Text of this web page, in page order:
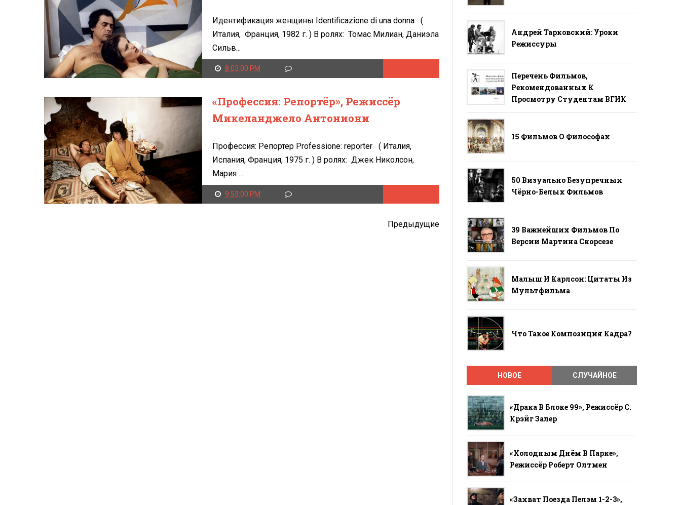
Идентификация женщины Identificazione di una donna (
Италия, Франция, 1982 г. ) В ролях: Томас Милиан, Даниэла
Сильв...
8:03:00 PM
«Профессия: Репортёр», Режиссёр
Микеланджело Антониони
Профессия: Репортер Professione: reporter ( Италия,
Испания, Франция, 1975 г. ) В ролях: Джек Николсон,
Мария ...
9:53:00 PM
Предыдущие
Андрей Тарковский: Уроки
Режиссуры
Перечень Фильмов,
Рекомендованных К
Просмотру Студентам ВГИК
15 Фильмов О Философах
50 Визуально Безупречных
Чёрно-Белых Фильмов
39 Важнейших Фильмов По
Версии Мартина Скорсезе
Малыш И Карлсон: Цитаты Из
Мультфильма
Что Такое Композиция Кадра?
НОВОЕ СЛУЧАЙНОЕ
«Драка В Блоке 99», Режиссёр С.
Крэйг Залер
«Холодным Днём В Парке»,
Режиссёр Роберт Олтмен
«Захват Поезда Пелэм 1-2-3»,